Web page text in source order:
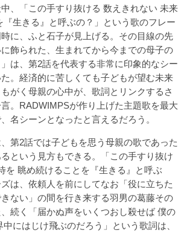
、「この手すり抜ける 数えきれない 未来
『生きる』と呼ぶの？」という歌のフレー
に、ふと石子が見上げる。その目線の先
飾られた、生まれてから今までの母子の
は、第2話を代表する非常に印象的なシー
。経済的に苦しくても子どもが望む未来
がく母親の心中が、歌詞とリンクするさ
。RADWIMPSが作り上げた主題歌を最大
名シーンとなったと言えるだろう。
第2話では子どもを思う母親の歌であった
という見方もできる。「この手すり抜け
を 眺め続けることを『生きる』と呼ぶ
は、依頼人を前にしてなお「役に立ちた
ない」の間を行き来する羽男の葛藤その
続く「届かぬ声をいくつおし殺せば 僕の
にはじけ飛ぶのだろう」という歌詞は、